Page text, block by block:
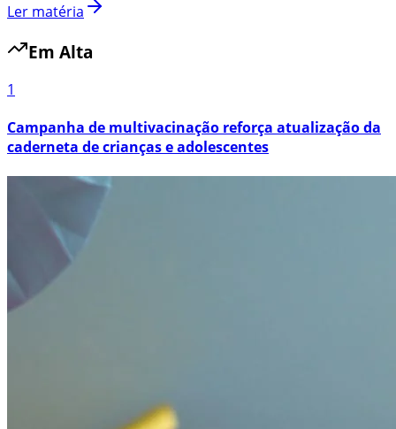
Ler matéria
Em Alta
1
Campanha de multivacinação reforça atualização da
caderneta de crianças e adolescentes